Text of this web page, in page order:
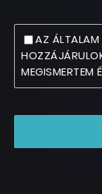
AZ ÁLTALAM
MEGISMERTEM